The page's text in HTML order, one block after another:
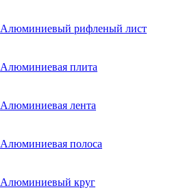
Алюминиевый рифленый лист
Алюминиевая плита
Алюминиевая лента
Алюминиевая полоса
Алюминиевый круг